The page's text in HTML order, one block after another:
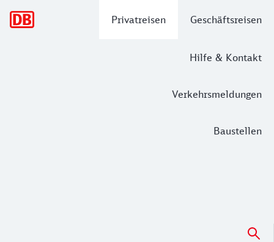
Privatreisen Geschäftsreisen
Hilfe & Kontakt
Verkehrsmeldungen
Baustellen